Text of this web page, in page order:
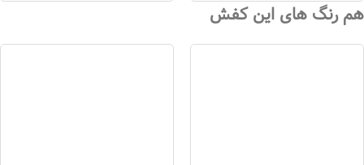
هم رنگ های این کفش